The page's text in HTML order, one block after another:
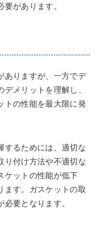
があります。
ありますが、一方でデ
メリットを理解し、
トの性能を最大限に発
するためには、適切な
り付け方法や不適切な
ケットの性能が低下
ます。ガスケットの取
要となります。